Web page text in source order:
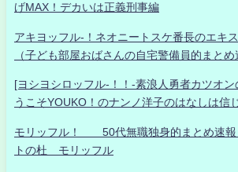
げMAX！デカいは正義刑事編
アキヨッフル-！ネオニートスケ番長のエキ
（子ども部屋おばさんの自宅警備員的まとめ
[ヨシヨシロッフル-！！-素浪人勇者カツオン
うこそYOUKO！のナンノ洋子のはなしは信
モリッフル！ 50代無職独身的まとめ速報
トの杜 モリッフル